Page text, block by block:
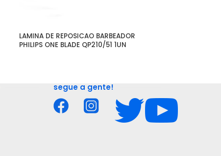
LAMINA DE REPOSICAO BARBEADOR
PHILIPS ONE BLADE QP210/51 1UN
segue a gente!